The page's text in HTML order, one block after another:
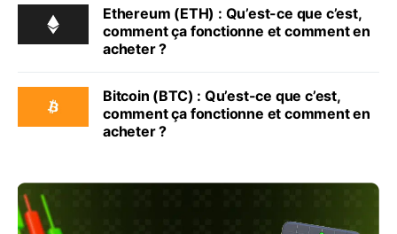
Ethereum (ETH) : Qu’est-ce que c’est,
comment ça fonctionne et comment en
acheter ?
Bitcoin (BTC) : Qu’est-ce que c’est,
comment ça fonctionne et comment en
acheter ?